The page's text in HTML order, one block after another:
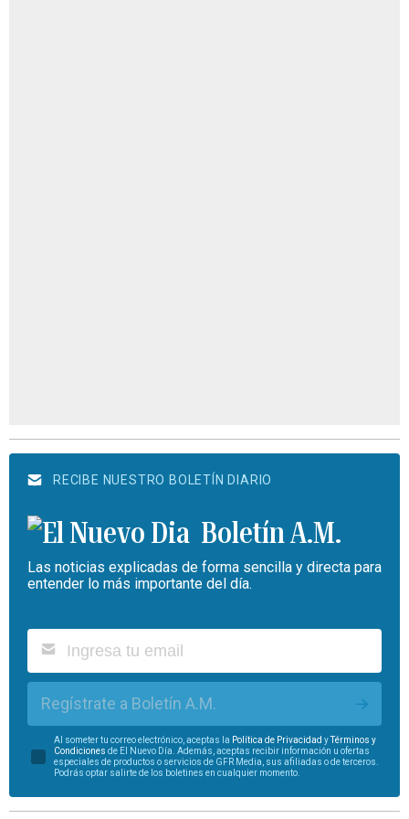
RECIBE NUESTRO BOLETÍN DIARIO
Boletín A.M.
Las noticias explicadas de forma sencilla y directa para
entender lo más importante del día.
Regístrate a Boletín A.M.
Al someter tu correo electrónico, aceptas la Política de Privacidad yTérminos y
Condiciones de El Nuevo Día. Además, aceptas recibir información u ofertas
especiales de productos o servicios de GFR Media, sus afiliadas o de terceros.
Podrás optar salirte de los boletines en cualquier momento.